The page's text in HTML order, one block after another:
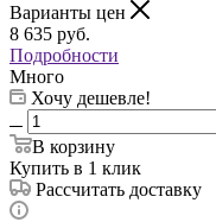
Варианты цен
8 635 руб.
Подробности
Много
Хочу дешевле!
В корзину
Купить в 1 клик
Рассчитать доставку